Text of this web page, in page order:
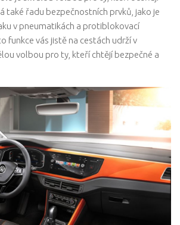
také řadu bezpečnostních prvků, jako je
v pneumatikách a protiblokovací
funkce vás jistě na cestách udrží v
volbou pro ty, kteří chtějí bezpečné a